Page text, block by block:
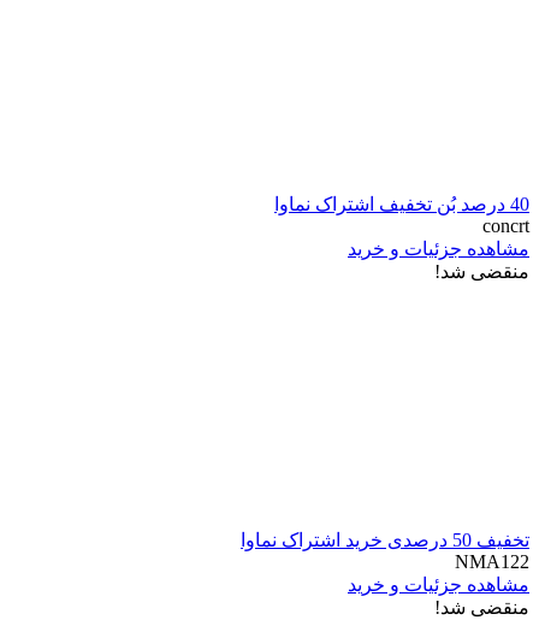
40 درصد بُن تخفیف اشتراک نماوا
concrt
مشاهده جزئیات و خرید
منقضی شد!
تخفیف 50 درصدی خرید اشتراک نماوا
NMA122
مشاهده جزئیات و خرید
منقضی شد!